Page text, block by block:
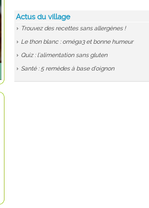
Actus du village
Trouvez des recettes sans allergènes !
Le thon blanc : oméga3 et bonne humeur
Quiz : l'alimentation sans gluten
Santé : 5 remèdes à base d'oignon